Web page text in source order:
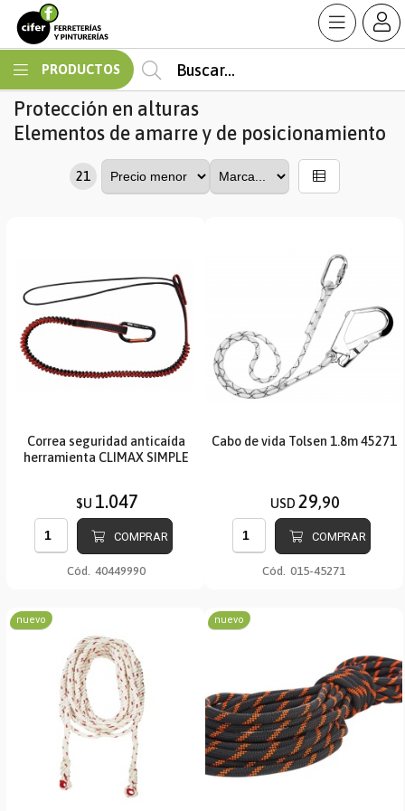
PRODUCTOS
Protección en alturas
Elementos de amarre y de posicionamiento
21
Correa seguridad anticaída
herramienta CLIMAX SIMPLE
$U 1.047
COMPRAR
Cód. 40449990
Cabo de vida Tolsen 1.8m 45271
USD 29,90
COMPRAR
Cód. 015-45271
nuevo nuevo